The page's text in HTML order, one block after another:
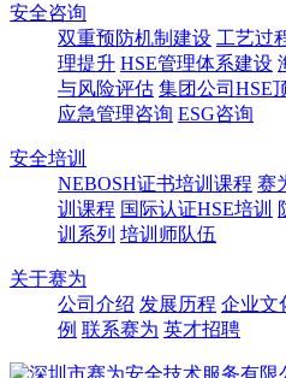
安全咨询
双重预防机制建设 工艺过
理提升 HSE管理体系建设
与风险评估 集团公司HSE
应急管理咨询 ESG咨询
安全培训
NEBOSH证书培训课程 赛
训课程 国际认证HSE培训
训系列 培训师队伍
关于赛为
公司介绍 发展历程 企业文
例 联系赛为 英才招聘